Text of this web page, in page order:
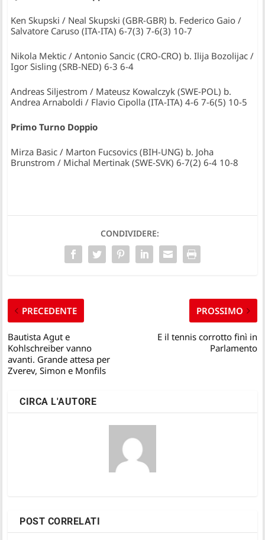
Ken Skupski / Neal Skupski (GBR-GBR) b. Federico Gaio /
Salvatore Caruso (ITA-ITA) 6-7(3) 7-6(3) 10-7
Nikola Mektic / Antonio Sancic (CRO-CRO) b. Ilija Bozolijac /
Igor Sisling (SRB-NED) 6-3 6-4
Andreas Siljestrom / Mateusz Kowalczyk (SWE-POL) b.
Andrea Arnaboldi / Flavio Cipolla (ITA-ITA) 4-6 7-6(5) 10-5
Primo Turno Doppio
Mirza Basic / Marton Fucsovics (BIH-UNG) b. Joha
Brunstrom / Michal Mertinak (SWE-SVK) 6-7(2) 6-4 10-8
CONDIVIDERE:
PRECEDENTE
Bautista Agut e
Kohlschreiber vanno
avanti. Grande attesa per
Zverev, Simon e Monfils
PROSSIMO
E il tennis corrotto finì in
Parlamento
CIRCA L'AUTORE
POST CORRELATI